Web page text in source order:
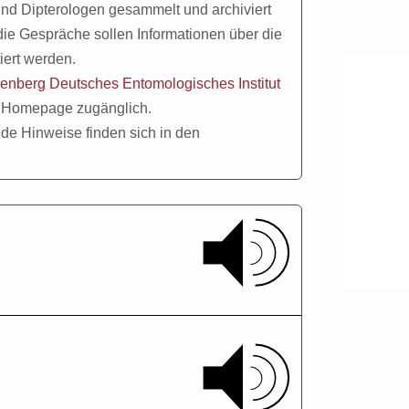
Dipterologen gesammelt und archiviert
Gespräche sollen Informationen über die
werden.
Deutsches Entomologisches Institut
zugänglich.
Hinweise finden sich in den